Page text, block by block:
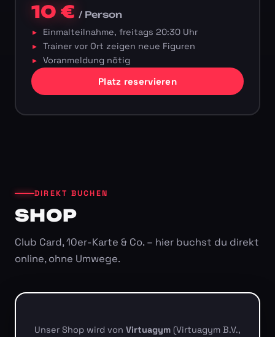
10 €/ Person
Einmalteilnahme, freitags 20:30 Uhr
Trainer vor Ort zeigen neue Figuren
Voranmeldung nötig
Platz reservieren
DIREKT BUCHEN
SHOP
Club Card, 10er-Karte & Co. – hier buchst du direkt
online, ohne Umwege.
Unser Shop wird von Virtuagym (Virtuagym B.V.,